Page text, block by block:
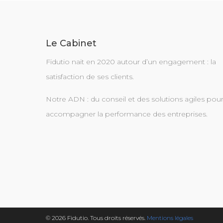
Le Cabinet
Fidutio nait en 2020 autour d’un engagement : la
satisfaction de ses clients.
Notre ADN : du conseil et des solutions agiles pour
accompagner la performance des entreprises.
© 2026 Fidutio. Tous droits réservés. Mentions légales